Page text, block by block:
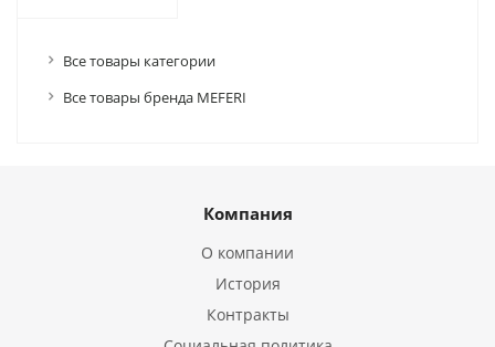
Все товары категории
Все товары бренда MEFERI
Компания
О компании
История
Контракты